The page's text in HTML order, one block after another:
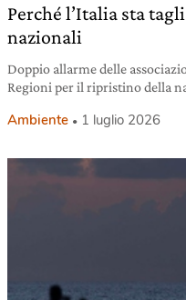
Perché l’Italia sta
nazionali
Doppio allarme delle
Regioni per il ripristino della
Ambiente 1 luglio 2026